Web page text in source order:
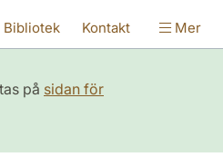
Bibliotek Kontakt Mer
på sidan för